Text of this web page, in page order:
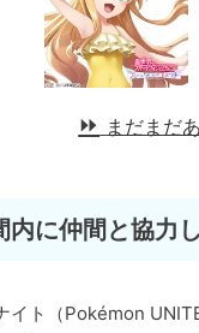
まだまだ
内に仲間と協力
イト（Pokémon